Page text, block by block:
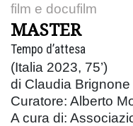
film e docufilm
MASTER
Tempo d’attesa
(Italia 2023, 75’)
di Claudia Brignone
Curatore: Alberto
A cura di: